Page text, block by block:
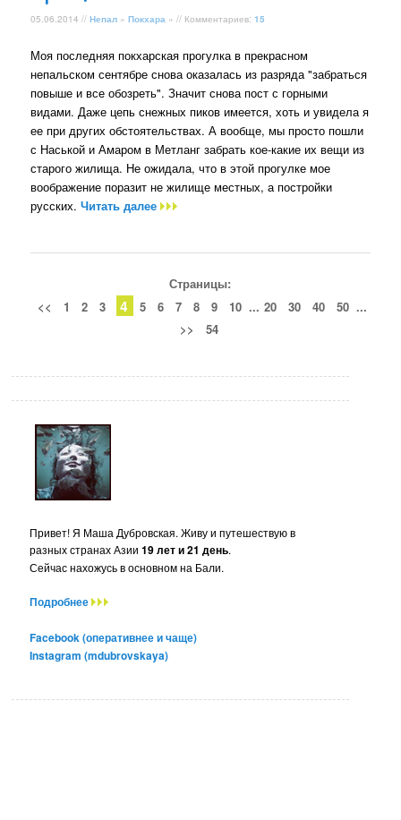
05.06.2014 //Непал »Покхара » // Комментариев:15
Моя последняя покхарская прогулка в прекрасном
непальском сентябре снова оказалась из разряда "забраться
повыше и все обозреть". Значит снова пост с горными
видами. Даже цепь снежных пиков имеется, хоть и увидела я
ее при других обстоятельствах. А вообще, мы просто пошли
с Наськой и Амаром в Метланг забрать кое-какие их вещи из
старого жилища. Не ожидала, что в этой прогулке мое
воображение поразит не жилище местных, а постройки
русских.Читать далее
Страницы:
<<
1 2 3 4 5 6 7 8 9 10 ... 20 30 40 50 ...
>>
54
Привет! Я Маша Дубровская. Живу и путешествую в
разных странах Азии19 лет и 21 день.
Сейчас нахожусь в основном на Бали.
Подробнее
Facebook (оперативнее и чаще)
Instagram (mdubrovskaya)